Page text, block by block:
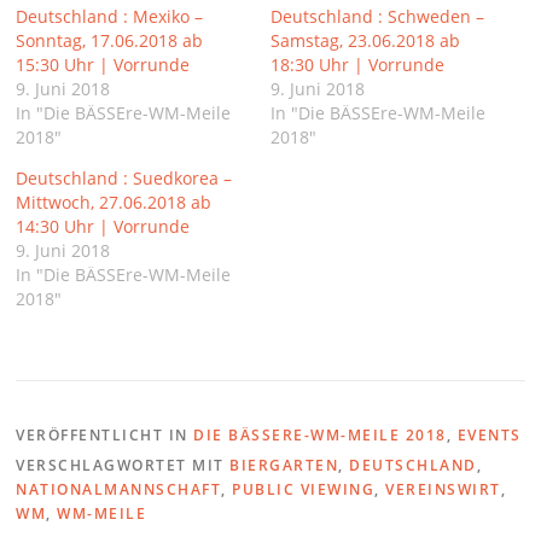
Deutschland : Mexiko –
Sonntag, 17.06.2018 ab
15:30 Uhr | Vorrunde
9. Juni 2018
In "Die BÄSSEre-WM-Meile
2018"
Deutschland : Schweden –
Samstag, 23.06.2018 ab
18:30 Uhr | Vorrunde
9. Juni 2018
In "Die BÄSSEre-WM-Meile
2018"
Deutschland : Suedkorea –
Mittwoch, 27.06.2018 ab
14:30 Uhr | Vorrunde
9. Juni 2018
In "Die BÄSSEre-WM-Meile
2018"
VERÖFFENTLICHT IN DIE BÄSSERE-WM-MEILE 2018, EVENTS
VERSCHLAGWORTET MIT BIERGARTEN, DEUTSCHLAND,
NATIONALMANNSCHAFT, PUBLIC VIEWING,VEREINSWIRT,
WM,WM-MEILE